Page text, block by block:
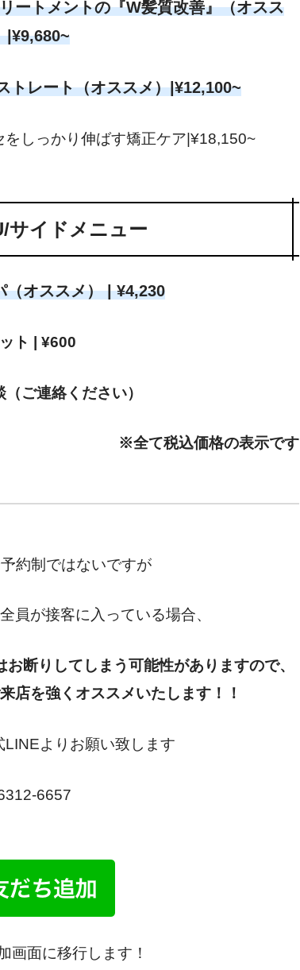
ートメントの『W髪質改善』（オスス
|¥9,680~
トレート（オススメ）|¥12,100~
をしっかり伸ばす矯正ケア|¥18,150~
サイドメニュー
（オススメ） | ¥4,230
ト | ¥600
ご連絡ください）
※全て税込価格の表示です
約制ではないですが
員が接客に入っている場合、
断りしてしまう可能性がありますので、
店を強くオススメいたします！！
LINEよりお願い致します
6657
画面に移行します！